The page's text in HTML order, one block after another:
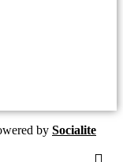
by Socialite